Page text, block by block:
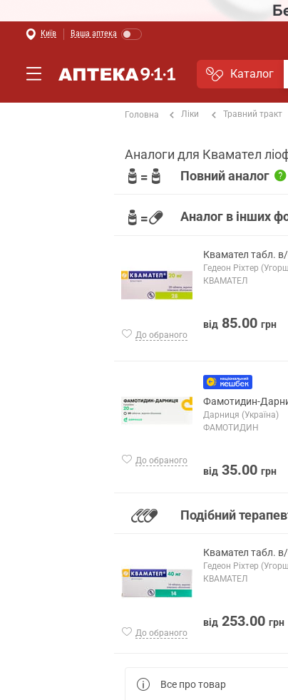
Київ Ваша аптека
Каталог
Головна Ліки Травний тракт
Аналоги для Квамател
Повний аналог
Аналог в інших
До обраного
Квамател табл.
Гедеон Ріхтер
КВАМАТЕЛ
від 85.00 грн
До обраного
Фамотидин-
Дарниця (Україна)
ФАМОТИДИН
від 35.00 грн
Подібний
До обраного
Квамател табл.
Гедеон Ріхтер
КВАМАТЕЛ
від 253.00 грн
Все про товар